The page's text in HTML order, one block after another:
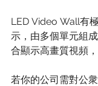
LED Video Wall有
示，由多個單元組
合顯示高畫質視頻
若你的公司需對公